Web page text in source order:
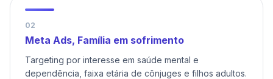
02
Meta Ads, Família em sofrimento
Targeting por interesse em saúde mental e
dependência, faixa etária de cônjuges e filhos adultos.